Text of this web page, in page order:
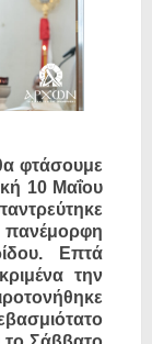
φτάσουμε
10 Μαΐου
πανέμορφη
Επτά
την